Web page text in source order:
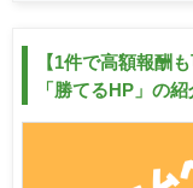
【1件で高額報酬
「勝てるHP」の